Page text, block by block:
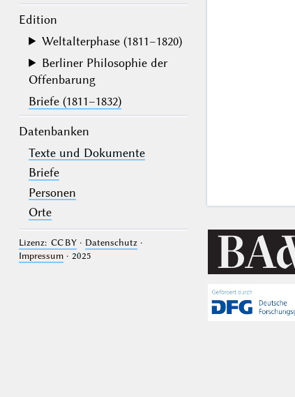
Edition
Weltalterphase (1811–1820)
Berliner Philosophie der
Offenbarung
Briefe (1811–1832)
Datenbanken
Texte und Dokumente
Briefe
Personen
Orte
Lizenz: CC BY· Datenschutz·
Impressum· 2025